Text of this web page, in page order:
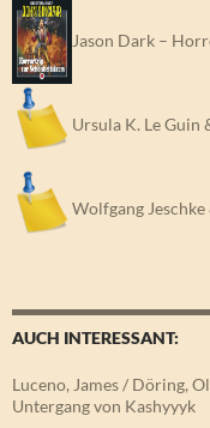
Jason Dark –
Ursula K. Le
Wolfgang
AUCH INTERESSANT:
Luceno, James / Döring,
Untergang von Kashyyyk